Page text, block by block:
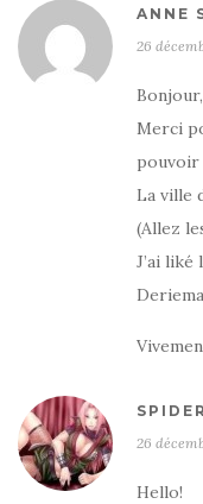
ANNE
26
Bonjour,
Merci
pouvoir
La ville
(Allez
J’ai liké
26
Hello!